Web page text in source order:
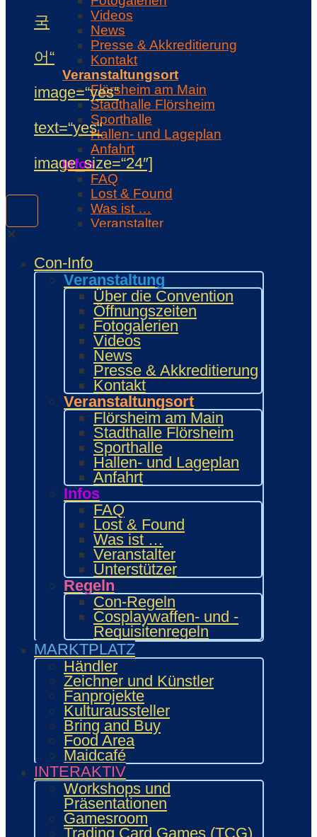
국
어“
image=“yes“
text=“yes“
image_size=“24″]
✕
Con-Info
Veranstaltung
Über die Convention
Öffnungszeiten
Fotogalerien
Videos
News
Presse & Akkreditierung
Kontakt
Veranstaltungsort
Flörsheim am Main
Stadthalle Flörsheim
Sporthalle
Hallen- und Lageplan
Anfahrt
Infos
FAQ
Lost & Found
Was ist …
Veranstalter
Unterstützer
Regeln
Con-Regeln
Cosplaywaffen- und -
Requisitenregeln
MARKTPLATZ
Händler
Zeichner und Künstler
Fanprojekte
Kulturaussteller
Bring and Buy
Food Area
Maidcafé
INTERAKTIV
Workshops und
Präsentationen
Gamesroom
Trading Card Games (TCG)
Videos
News
Presse & Akkreditierung
Kontakt
Veranstaltungsort
Flörsheim am Main
Stadthalle Flörsheim
Sporthalle
Hallen- und Lageplan
Anfahrt
Infos
FAQ
Lost & Found
Was ist …
Veranstalter
Con-Regeln
Cosplaywaffen- und -
Requisitenregeln
MARKTPLATZ
Händler
Zeichner und Künstler
Fanprojekte
Kulturaussteller
Bring and Buy
Food Area
Maidcafé
INTERAKTIV
Workshops und Präsentationen
Gamesroom
Trading Card Games (TCG)
Brettspiele
Karaoke
Wettbewerbe
ENTERTAINMENT
Ehrengäste
Showacts
Anime-Kino
Kulturprogramm
Cosplayball
Programm
Programm 2026
Wie.MAI.KAI App
Vergangenes Con-Programm
Bewerbung
Händler
Zeichner & Künstler
Aussteller & Fanprojekte
Showacts
Workshops & Präsentationen
Helfende
Marketing & Sponsoring
Presse & Content Creator
Verein wie.mai.kai e. V